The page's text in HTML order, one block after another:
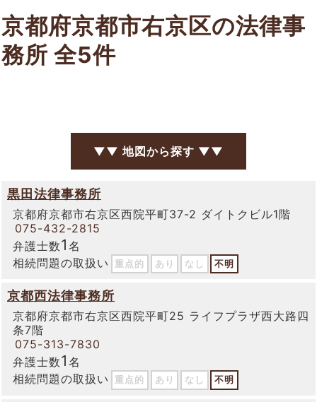
京都府京都市右京区の法律事
務所 全5件
▼▼ 地図から探す ▼▼
黒田法律事務所
京都府京都市右京区西院平町37-2 ダイトクビル1階
075-432-2815
弁護士数1 名
相続問題の取扱い
重点的 あり なし 不明
京都西法律事務所
京都府京都市右京区西院平町25 ライフプラザ西大路四
条7階
075-313-7830
弁護士数1 名
相続問題の取扱い
重点的 あり なし 不明